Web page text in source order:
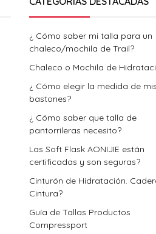
¿ Cómo saber mi talla para un
chaleco/mochila de Trail?
Chaleco o Mochila de
¿ Cómo elegir la medida de mis
bastones?
¿ Cómo saber que talla de
pantorrileras necesito?
Las Soft Flask AONIJIE están
certificadas y son seguras?
Cinturón de Hidratación.
Cintura?
Guía de Tallas Productos
Compressport